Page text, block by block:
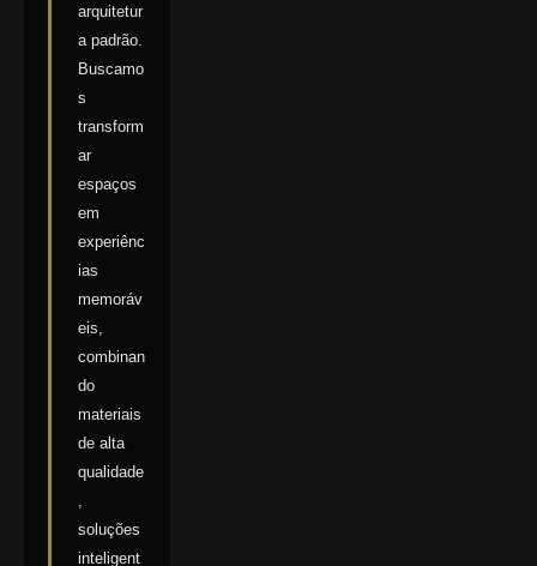
arquitetur
a padrão.
Buscamo
s
transform
ar
espaços
em
experiênc
ias
memoráv
eis,
combinan
do
materiais
de alta
qualidade
soluções
inteligent